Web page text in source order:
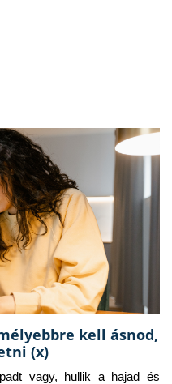
kell ásnod,
(x)
vagy, hullik a hajad és